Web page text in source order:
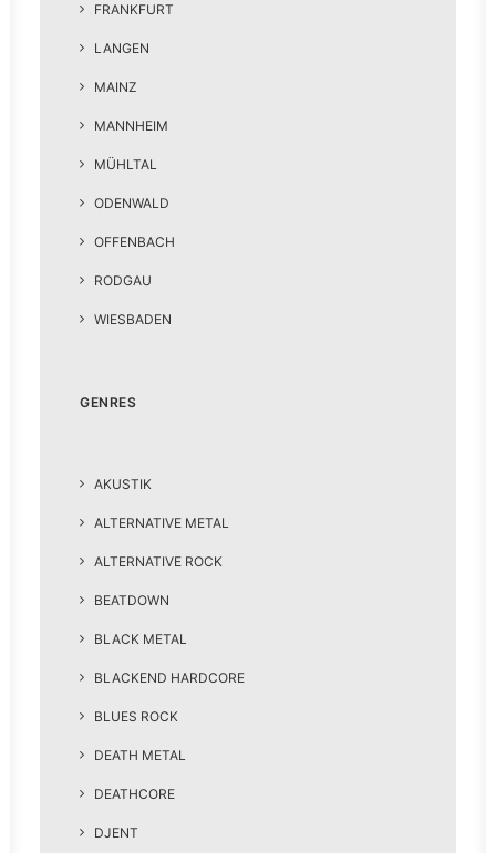
FRANKFURT
LANGEN
MAINZ
MANNHEIM
MÜHLTAL
ODENWALD
OFFENBACH
RODGAU
WIESBADEN
GENRES
AKUSTIK
ALTERNATIVE METAL
ALTERNATIVE ROCK
BEATDOWN
BLACK METAL
BLACKEND HARDCORE
BLUES ROCK
DEATH METAL
DEATHCORE
DJENT